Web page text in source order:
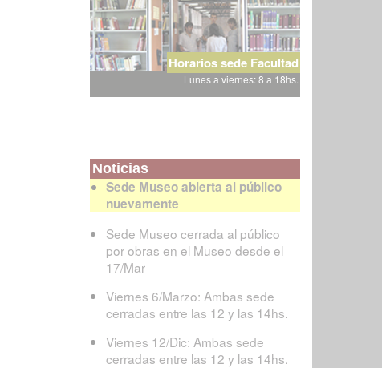
Horarios sede Facultad
Lunes a viernes: 8 a 18hs.
Noticias
Sede Museo abierta al público
nuevamente
Sede Museo cerrada al público
por obras en el Museo desde el
17/Mar
Viernes 6/Marzo: Ambas sede
cerradas entre las 12 y las 14hs.
Viernes 12/Dic: Ambas sede
cerradas entre las 12 y las 14hs.